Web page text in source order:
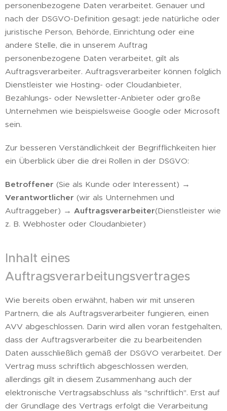
personenbezogene Daten verarbeitet. Genauer und
nach der DSGVO-Definition gesagt: jede natürliche oder
juristische Person, Behörde, Einrichtung oder eine
andere Stelle, die in unserem Auftrag
personenbezogene Daten verarbeitet, gilt als
Auftragsverarbeiter. Auftragsverarbeiter können folglich
Dienstleister wie Hosting- oder Cloudanbieter,
Bezahlungs- oder Newsletter-Anbieter oder große
Unternehmen wie beispielsweise Google oder Microsoft
sein.
Zur besseren Verständlichkeit der Begrifflichkeiten hier
ein Überblick über die drei Rollen in der DSGVO:
Betroffener (Sie als Kunde oder Interessent) →
Verantwortlicher (wir als Unternehmen und
Auftraggeber) → Auftragsverarbeiter(Dienstleister wie
z. B. Webhoster oder Cloudanbieter)
Inhalt eines
Auftragsverarbeitungsvertrages
Wie bereits oben erwähnt, haben wir mit unseren
Partnern, die als Auftragsverarbeiter fungieren, einen
AVV abgeschlossen. Darin wird allen voran festgehalten,
dass der Auftragsverarbeiter die zu bearbeitenden
Daten ausschließlich gemäß der DSGVO verarbeitet. Der
Vertrag muss schriftlich abgeschlossen werden,
allerdings gilt in diesem Zusammenhang auch der
elektronische Vertragsabschluss als "schriftlich". Erst auf
der Grundlage des Vertrags erfolgt die Verarbeitung